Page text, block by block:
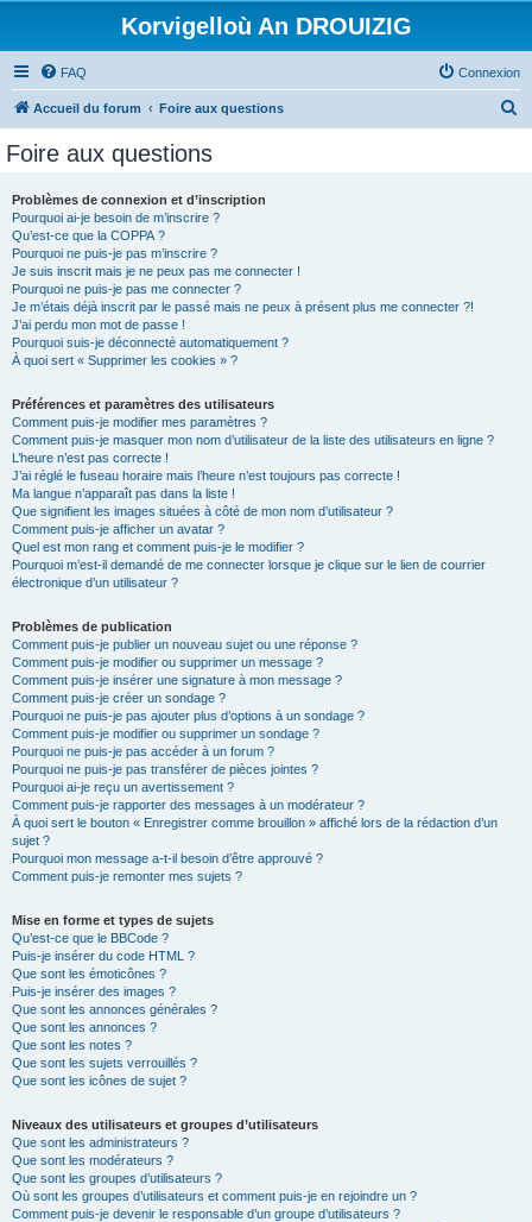
Korvigelloù An DROUIZIG
FAQ Connexion
Accueil du forum Foire aux questions
Foire aux questions
Problèmes de connexion et d’inscription
Pourquoi ai-je besoin de m’inscrire ?
Qu’est-ce que la COPPA ?
Pourquoi ne puis-je pas m’inscrire ?
Je suis inscrit mais je ne peux pas me connecter !
Pourquoi ne puis-je pas me connecter ?
Je m’étais déjà inscrit par le passé mais ne peux à présent plus me connecter ?!
J’ai perdu mon mot de passe !
Pourquoi suis-je déconnecté automatiquement ?
À quoi sert « Supprimer les cookies » ?
Préférences et paramètres des utilisateurs
Comment puis-je modifier mes paramètres ?
Comment puis-je masquer mon nom d’utilisateur de la liste des utilisateurs en ligne ?
L’heure n’est pas correcte !
J’ai réglé le fuseau horaire mais l’heure n’est toujours pas correcte !
Ma langue n’apparaît pas dans la liste !
Que signifient les images situées à côté de mon nom d’utilisateur ?
Comment puis-je afficher un avatar ?
Quel est mon rang et comment puis-je le modifier ?
Pourquoi m’est-il demandé de me connecter lorsque je clique sur le lien de courrier
électronique d’un utilisateur ?
Problèmes de publication
Comment puis-je publier un nouveau sujet ou une réponse ?
Comment puis-je modifier ou supprimer un message ?
Comment puis-je insérer une signature à mon message ?
Comment puis-je créer un sondage ?
Pourquoi ne puis-je pas ajouter plus d’options à un sondage ?
Comment puis-je modifier ou supprimer un sondage ?
Pourquoi ne puis-je pas accéder à un forum ?
Pourquoi ne puis-je pas transférer de pièces jointes ?
Pourquoi ai-je reçu un avertissement ?
Comment puis-je rapporter des messages à un modérateur ?
À quoi sert le bouton « Enregistrer comme brouillon » affiché lors de la rédaction d’un
sujet ?
Pourquoi mon message a-t-il besoin d’être approuvé ?
Comment puis-je remonter mes sujets ?
Mise en forme et types de sujets
Qu’est-ce que le BBCode ?
Puis-je insérer du code HTML ?
Que sont les émoticônes ?
Puis-je insérer des images ?
Que sont les annonces générales ?
Que sont les annonces ?
Que sont les notes ?
Que sont les sujets verrouillés ?
Que sont les icônes de sujet ?
Niveaux des utilisateurs et groupes d’utilisateurs
Que sont les administrateurs ?
Que sont les modérateurs ?
Que sont les groupes d’utilisateurs ?
Où sont les groupes d’utilisateurs et comment puis-je en rejoindre un ?
Comment puis-je devenir le responsable d’un groupe d’utilisateurs ?